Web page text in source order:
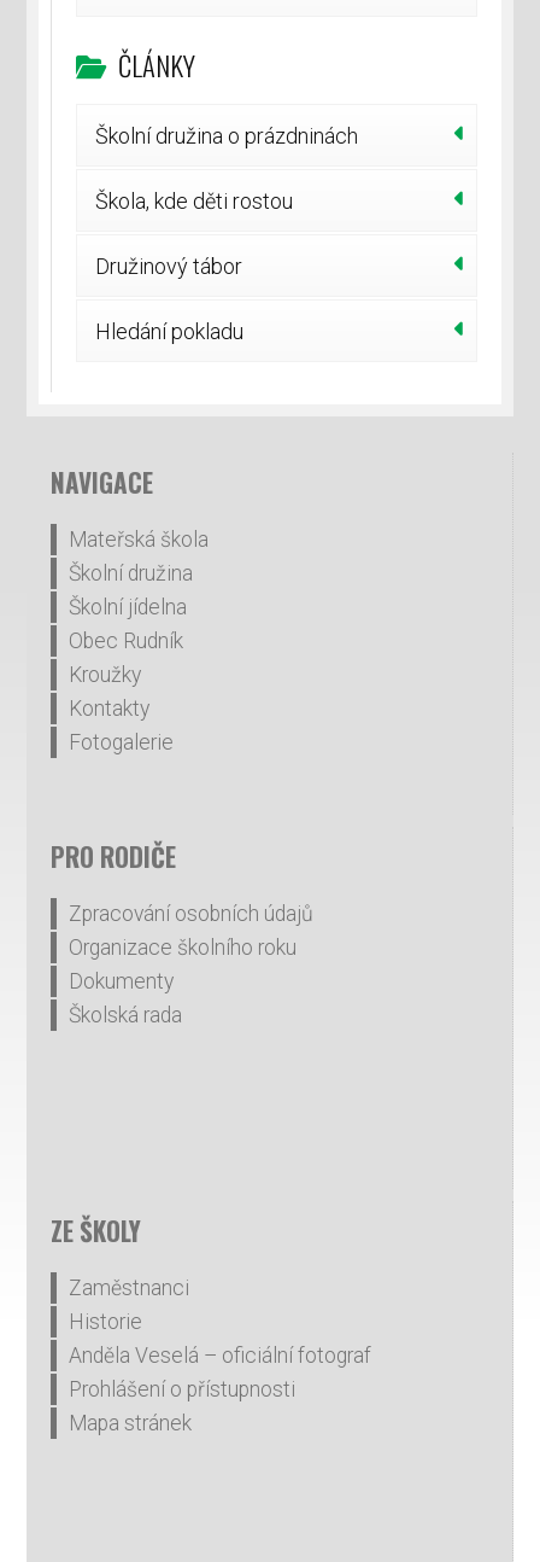
ČLÁNKY
Školní družina o prázdninách
Škola, kde děti rostou
Družinový tábor
Hledání pokladu
NAVIGACE
Mateřská škola
Školní družina
Školní jídelna
Obec Rudník
Kroužky
Kontakty
Fotogalerie
PRO RODIČE
Zpracování osobních údajů
Organizace školního roku
Dokumenty
Školská rada
ZE ŠKOLY
Zaměstnanci
Historie
Anděla Veselá – oficiální fotograf
Prohlášení o přístupnosti
Mapa stránek